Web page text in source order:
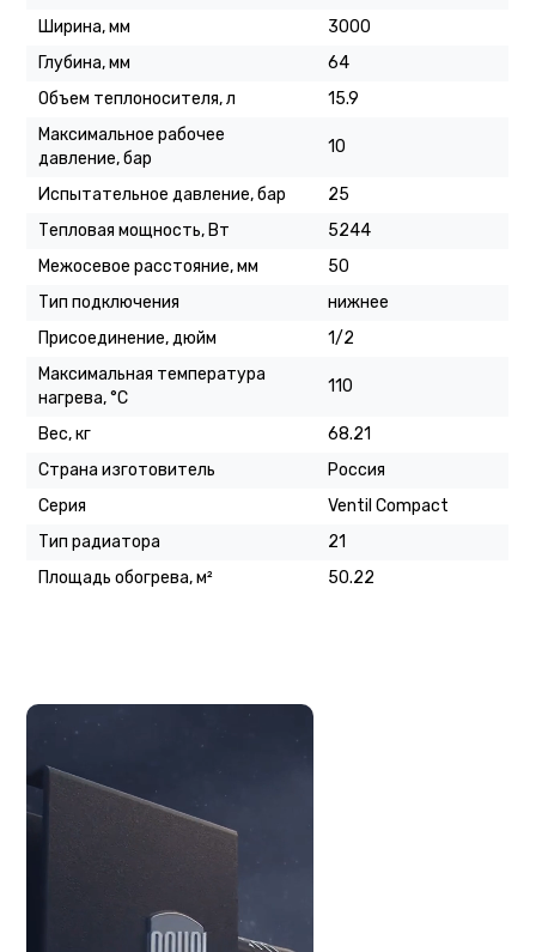
Ширина, мм
3000
Глубина, мм
64
Объем теплоносителя, л
15.9
Максимальное рабочее
давление, бар
10
Испытательное давление, бар
25
Тепловая мощность, Вт
5244
Межосевое расстояние, мм
50
Тип подключения
нижнее
Присоединение, дюйм
1/2
Максимальная температура
нагрева, °C
110
Вес, кг
68.21
Страна изготовитель
Россия
Серия
Ventil Compact
Тип радиатора
21
Площадь обогрева, м²
50.22